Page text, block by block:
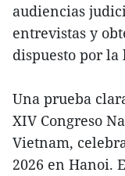
audiencias
entrevistas y
dispuesto por la
Una prueba
XIV Congreso
Vietnam,
2026 en Hanoi.